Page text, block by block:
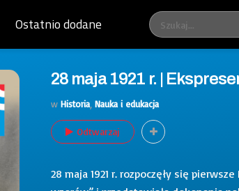
Ostatnio dodane
28 maja 1921 r. |
w Historia Nauka i edukacja
Odtwarzaj
28 maja 1921 r. rozpoczęły się